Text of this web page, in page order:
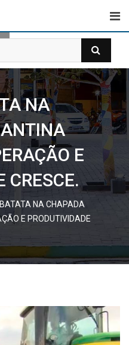
NA
E
CRESCE.
NA CHAPADA
E PRODUTIVIDADE